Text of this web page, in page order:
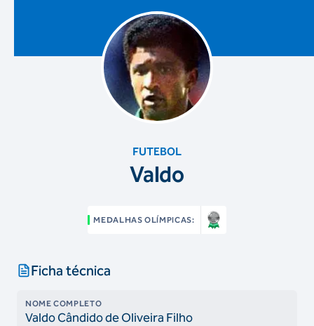
FUTEBOL
Valdo
MEDALHAS OLÍMPICAS:
Ficha técnica
NOME COMPLETO
Valdo Cândido de Oliveira Filho